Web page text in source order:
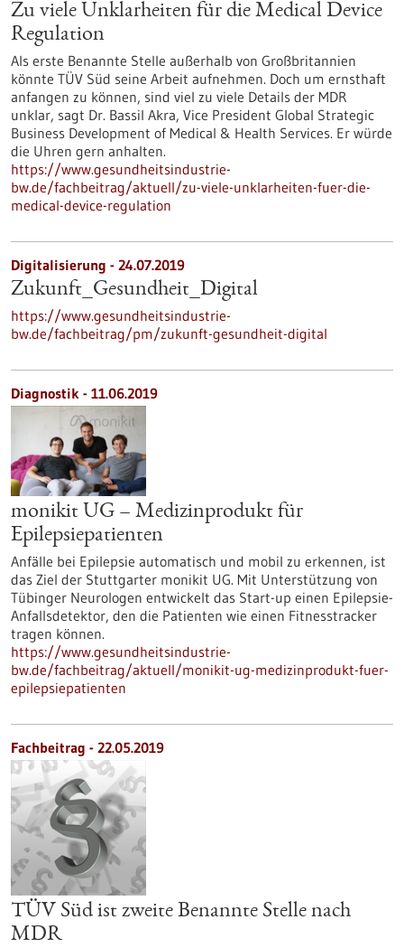
Zu viele Unklarheiten für die Medical Device
Regulation
Als erste Benannte Stelle außerhalb von Großbritannien
könnte TÜV Süd seine Arbeit aufnehmen. Doch um ernsthaft
anfangen zu können, sind viel zu viele Details der MDR
unklar, sagt Dr. Bassil Akra, Vice President Global Strategic
Business Development of Medical & Health Services. Er würde
die Uhren gern anhalten.
https://www.gesundheitsindustrie-
bw.de/fachbeitrag/aktuell/zu-viele-unklarheiten-fuer-die-
medical-device-regulation
Digitalisierung - 24.07.2019
Zukunft_Gesundheit_Digital
https://www.gesundheitsindustrie-
bw.de/fachbeitrag/pm/zukunft-gesundheit-digital
Diagnostik - 11.06.2019
monikit UG – Medizinprodukt für
Epilepsiepatienten
Anfälle bei Epilepsie automatisch und mobil zu erkennen, ist
das Ziel der Stuttgarter monikit UG. Mit Unterstützung von
Tübinger Neurologen entwickelt das Start-up einen Epilepsie-
Anfallsdetektor, den die Patienten wie einen Fitnesstracker
tragen können.
https://www.gesundheitsindustrie-
bw.de/fachbeitrag/aktuell/monikit-ug-medizinprodukt-fuer-
epilepsiepatienten
Fachbeitrag - 22.05.2019
TÜV Süd ist zweite Benannte Stelle nach
MDR